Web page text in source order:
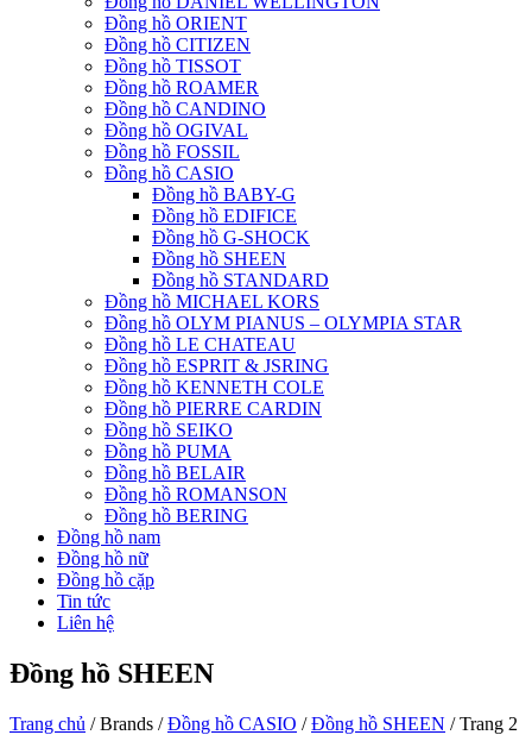
Đồng hồ ORIENT
Đồng hồ CITIZEN
Đồng hồ TISSOT
Đồng hồ ROAMER
Đồng hồ CANDINO
Đồng hồ OGIVAL
Đồng hồ FOSSIL
Đồng hồ CASIO
Đồng hồ BABY-G
Đồng hồ EDIFICE
Đồng hồ G-SHOCK
Đồng hồ SHEEN
Đồng hồ STANDARD
Đồng hồ MICHAEL KORS
Đồng hồ OLYM PIANUS – OLYMPIA STAR
Đồng hồ LE CHATEAU
Đồng hồ ESPRIT & JSRING
Đồng hồ KENNETH COLE
Đồng hồ PIERRE CARDIN
Đồng hồ SEIKO
Đồng hồ PUMA
Đồng hồ BELAIR
Đồng hồ ROMANSON
Đồng hồ BERING
Đồng hồ nam
Đồng hồ nữ
Đồng hồ cặp
Tin tức
Liên hệ
Đồng hồ SHEEN
Trang chủ / Brands /Đồng hồ CASIO /Đồng hồ SHEEN / Trang 2